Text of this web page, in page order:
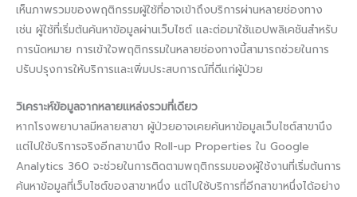
เห็นภาพรวมของพฤติกรรมผู้ใช้ที่อาจเข้าถึงบริการผ่านหลายช่องทาง
เช่น ผู้ใช้ที่เริ่มต้นค้นหาข้อมูลผ่านเว็บไซต์ และต่อมาใช้แอปพลิเคชันสำหรับ
การนัดหมาย การเข้าใจพฤติกรรมในหลายช่องทางนี้สามารถช่วยในการ
ปรับปรุงการให้บริการและเพิ่มประสบการณ์ที่ดีแก่ผู้ป่วย
วิเคราะห์ข้อมูลจากหลายแหล่งรวมที่เดียว
หากโรงพยาบาลมีหลายสาขา ผู้ป่วยอาจเคยค้นหาข้อมูลเว็บไซต์สาขานึง
แต่ไปใช้บริการจริงอีกสาขานึง Roll-up Properties ใน Google
Analytics 360 จะช่วยในการติดตามพฤติกรรมของผู้ใช้งานที่เริ่มต้นการ
ค้นหาข้อมูลที่เว็บไซต์ของสาขาหนึ่ง แต่ไปใช้บริการที่อีกสาขาหนึ่งได้อย่าง